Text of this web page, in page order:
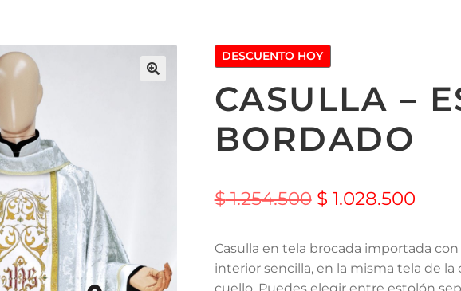
DESCUENTO HOY
CASULLA –
BORDADO
$1.254.500 $ 1.028.500
Casulla en tela brocada importada
interior sencilla, en la misma tela de